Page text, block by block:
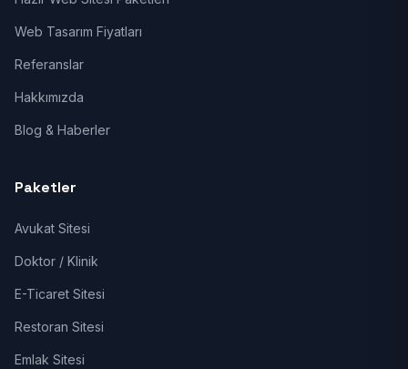
Web Tasarım Fiyatları
Referanslar
Hakkımızda
Blog & Haberler
Paketler
Avukat Sitesi
Doktor / Klinik
E-Ticaret Sitesi
Restoran Sitesi
Emlak Sitesi